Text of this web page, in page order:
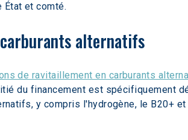
et comté.
alternatifs
de ravitaillement en carburants
du financement est spécifiquement
y compris l'hydrogène, le B20+